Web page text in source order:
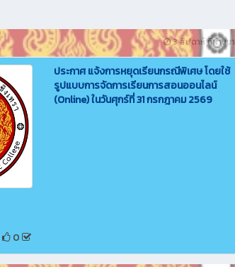
3 สัปดาห์ ที่ผ่านมา
ประกาศ แจ้งการหยุดเรียนกรณีพิเศษ โดยใช้
รูปแบบการจัดการเรียนการสอนออนไลน์
(Online) ในวันศุกร์ที่ 31 กรกฎาคม 2569
0